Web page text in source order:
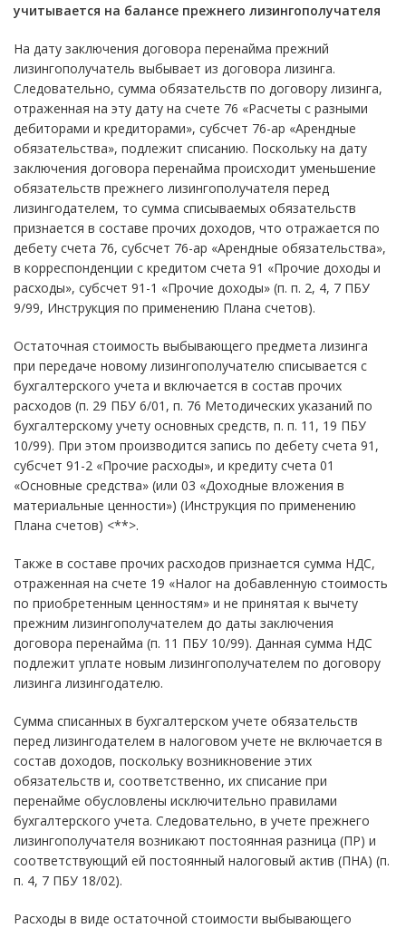
учитывается на балансе прежнего лизингополучателя
На дату заключения договора перенайма прежний
лизингополучатель выбывает из договора лизинга.
Следовательно, сумма обязательств по договору лизинга,
отраженная на эту дату на счете 76 «Расчеты с разными
дебиторами и кредиторами», субсчет 76-ар «Арендные
обязательства», подлежит списанию. Поскольку на дату
заключения договора перенайма происходит уменьшение
обязательств прежнего лизингополучателя перед
лизингодателем, то сумма списываемых обязательств
признается в составе прочих доходов, что отражается по
дебету счета 76, субсчет 76-ар «Арендные обязательства»,
в корреспонденции с кредитом счета 91 «Прочие доходы и
расходы», субсчет 91-1 «Прочие доходы» (п. п. 2, 4, 7 ПБУ
9/99, Инструкция по применению Плана счетов).
Остаточная стоимость выбывающего предмета лизинга
при передаче новому лизингополучателю списывается с
бухгалтерского учета и включается в состав прочих
расходов (п. 29 ПБУ 6/01, п. 76 Методических указаний по
бухгалтерскому учету основных средств, п. п. 11, 19 ПБУ
10/99). При этом производится запись по дебету счета 91,
субсчет 91-2 «Прочие расходы», и кредиту счета 01
«Основные средства» (или 03 «Доходные вложения в
материальные ценности») (Инструкция по применению
Плана счетов) <**>.
Также в составе прочих расходов признается сумма НДС,
отраженная на счете 19 «Налог на добавленную стоимость
по приобретенным ценностям» и не принятая к вычету
прежним лизингополучателем до даты заключения
договора перенайма (п. 11 ПБУ 10/99). Данная сумма НДС
подлежит уплате новым лизингополучателем по договору
лизинга лизингодателю.
Сумма списанных в бухгалтерском учете обязательств
перед лизингодателем в налоговом учете не включается в
состав доходов, поскольку возникновение этих
обязательств и, соответственно, их списание при
перенайме обусловлены исключительно правилами
бухгалтерского учета. Следовательно, в учете прежнего
лизингополучателя возникают постоянная разница (ПР) и
соответствующий ей постоянный налоговый актив (ПНА) (п.
п. 4, 7 ПБУ 18/02).
Расходы в виде остаточной стоимости выбывающего